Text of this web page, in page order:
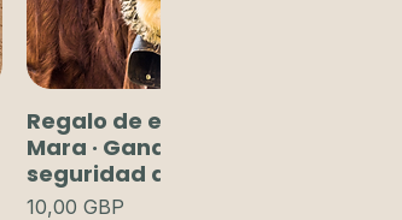
Regalo de elevación · Maasai
Mara · Ganado para la
seguridad alimentaria
Precio
10,00 GBP